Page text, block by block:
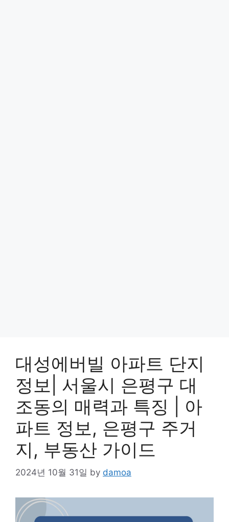
대성에버빌 아파트 단지
정보| 서울시 은평구 대
조동의 매력과 특징 | 아
파트 정보, 은평구 주거
지, 부동산 가이드
2024년 10월 31일 by damoa